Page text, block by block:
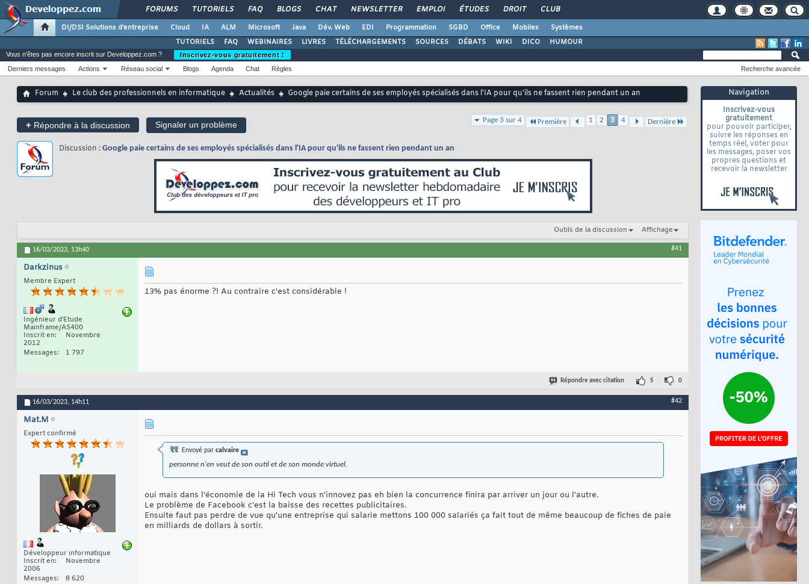
FORUMS TUTORIELS FAQ BLOGS CHAT NEWSLETTER EMPLOI ÉTUDES DROIT CLUB
DI/DSI Solutions d'entreprise Cloud IA ALM Microsoft Java Dév. Web EDI Programmation SGBD Office Mobiles
Systèmes
TUTORIELS
FAQ WEBINAIRES LIVRES TÉLÉCHARGEMENTS SOURCES DÉBATS WIKI DICO HUMOUR
Navigation
Inscrivez-vous
gratuitement
pour pouvoir participer,
suivre les réponses en
temps réel, voter pour
les messages, poser vos
propres questions et
recevoir la newsletter
Vous n'êtes pas encore inscrit sur Developpez.com ?
Inscrivez-vous gratuitement !
Derniers messages
Actions Réseau social Blogs Agenda Chat Règles Recherche avancée
Forum Le club des professionnels en informatique Actualités Google paie certains de ses employés spécialisés dans l'IA pour qu'ils ne fassent rien pendant un an
+ Répondre à la discussion Signaler un problème Page 3 sur 4 Première 1 2 3 4 Dernière
Discussion : Google paie certains de ses employés spécialisés dans l'IA pour qu'ils ne fassent rien pendant un an
Outils de la discussion Affichage
16/03/2023, 13h40 #41
Darkzinus
Membre Expert
Ingénieur d'Etude
Mainframe/AS400
Inscrit en
Novembre
2012
Messages
1 797
13% pas énorme ?! Au contraire c'est considérable !
Répondre avec citation 5 0
16/03/2023, 14h11 #42
Mat.M
Expert confirmé
Développeur informatique
Inscrit en
Novembre
2006
Messages
8 620
Envoyé par calvaire
personne n'en veut de son outil et de son monde virtuel.
oui mais dans l'économie de la Hi Tech vous n'innovez pas eh bien la concurrence finira par arriver un jour ou l'autre.
Le problème de Facebook c'est la baisse des recettes publicitaires.
Ensuite faut pas perdre de vue qu'une entreprise qui salarie mettons 100 000 salariés ça fait tout de même beaucoup de fiches de paie
en milliards de dollars à sortir.